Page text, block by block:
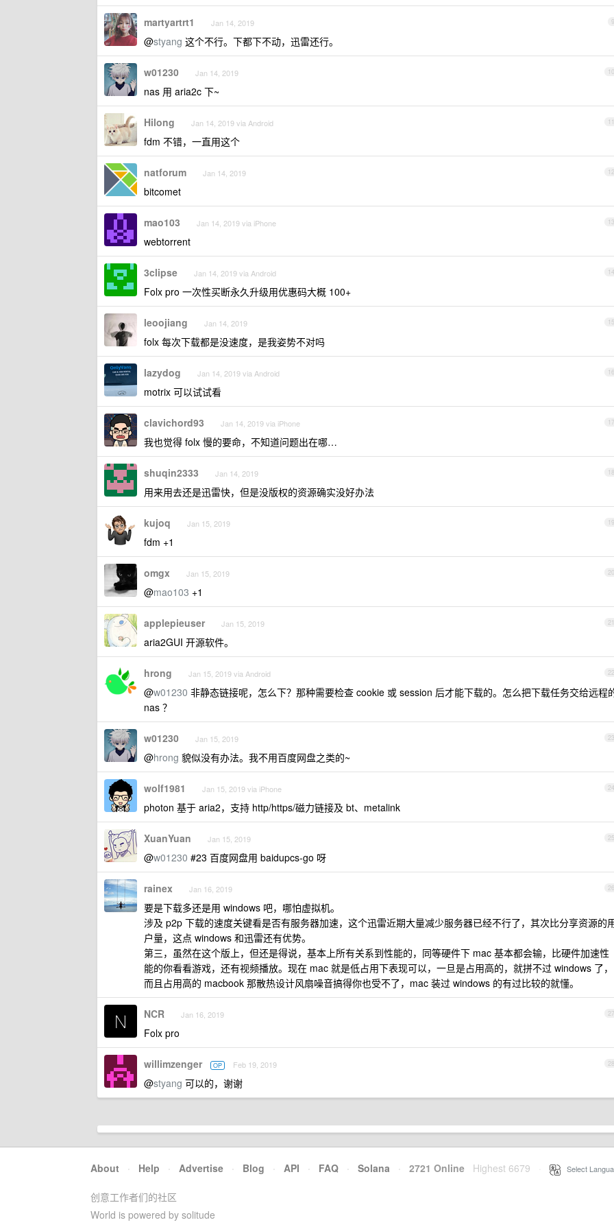
9
martyartrt1 Jan 14, 2019
@styang 这个不行。下都下不动，迅雷还行。
10
w01230 Jan 14, 2019
nas 用 aria2c 下~
11
Hilong Jan 14, 2019 via Android
fdm 不错，一直用这个
12
natforum Jan 14, 2019
bitcomet
13
mao103 Jan 14, 2019 via iPhone
webtorrent
14
3clipse Jan 14, 2019 via Android
Folx pro 一次性买断永久升级用优惠码大概 100+
15
leoojiang Jan 14, 2019
folx 每次下载都是没速度，是我姿势不对吗
16
lazydog Jan 14, 2019 via Android
motrix 可以试试看
17
clavichord93 Jan 14, 2019 via iPhone
我也觉得 folx 慢的要命，不知道问题出在哪…
18
shuqin2333 Jan 14, 2019
用来用去还是迅雷快，但是没版权的资源确实没好办法
19
kujoq Jan 15, 2019
fdm +1
20
omgx Jan 15, 2019
@mao103 +1
21
applepieuser Jan 15, 2019
aria2GUI 开源软件。
22
hrong Jan 15, 2019 via Android
@w01230 非静态链接呢，怎么下？那种需要检查 cookie 或 session 后才能下载的。怎么把下载任务交给远程
nas ？
23
w01230 Jan 15, 2019
@hrong 貌似没有办法。我不用百度网盘之类的~
24
wolf1981 Jan 15, 2019 via iPhone
photon 基于 aria2，支持 http/https/磁力链接及 bt、metalink
25
XuanYuan Jan 15, 2019
@w01230 #23 百度网盘用 baidupcs-go 呀
26
rainex Jan 16, 2019
要是下载多还是用 windows 吧，哪怕虚拟机。
涉及 p2p 下载的速度关键看是否有服务器加速，这个迅雷近期大量减少服务器已经不行了，其次比分享资源的
户量，这点 windows 和迅雷还有优势。
第三，虽然在这个版上，但还是得说，基本上所有关系到性能的，同等硬件下 mac 基本都会输，比硬件加速性
能的你看看游戏，还有视频播放。现在 mac 就是低占用下表现可以，一旦是占用高的，就拼不过 windows 了，
而且占用高的 macbook 那散热设计风扇噪音搞得你也受不了，mac 装过 windows 的有过比较的就懂。
27
NCR Jan 16, 2019
Folx pro
28
willimzenger OP Feb 19, 2019
@styang 可以的，谢谢
About · Help · Advertise · Blog · API · FAQ · Solana · 2721 Online Highest 6679 Select
创意工作者们的社区
World is powered by solitude